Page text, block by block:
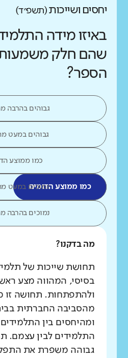
יחסים ושייכות(תשפ״ד)
באיזו מידה
שהם חלק
הספר?
גבוהים בהרבה
גבוהים במעט
כמו ממוצע
כמו ממוצע הדומיםנמוכים במעט
נמוכים בהרבה
מה בדקנו?
תחושת שייכות של
בסיסי, המהווה מצע
ולהתפתחות. תחושה זו
מהסביבה החברתית
ומהיחסים בין התלמידים
התלמידים לבין עצמם.
גבוהה משפרת את